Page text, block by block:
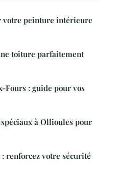
votre peinture intérieure
toiture parfaitement
Fours : guide pour vos
à Ollioules pour
renforcez votre sécurité